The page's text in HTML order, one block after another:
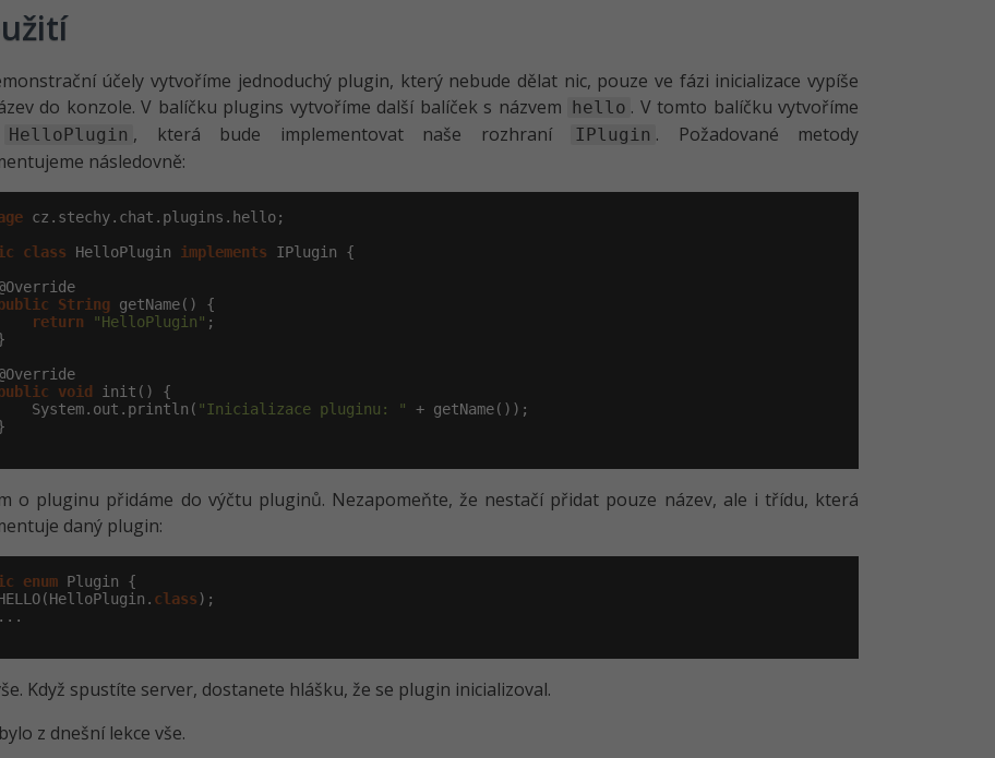
účely vytvoříme jednoduchý plugin, který nebude dělat nic, pouze ve fázi inicializace vypíše
do konzole. V balíčku plugins vytvoříme další balíček s názvem hello . V tomto balíčku vytvoříme
HelloPlugin , která bude implementovat naše rozhraní IPlugin . Požadované metody
následovně:
cz.stechy.chat.plugins.hello;
class HelloPlugin implements IPlugin {
String getName() {
return
"HelloPlugin" ;
void
init() {
System.out.println(
"Inicializace pluginu: "
+ getName());
o pluginu přidáme do výčtu pluginů. Nezapomeňte, že nestačí přidat pouze název, ale i třídu, která
daný plugin:
enum Plugin {
class);
Když spustíte server, dostanete hlášku, že se plugin inicializoval.
z dnešní lekce vše.